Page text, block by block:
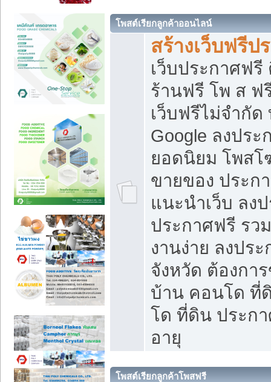
โพสต์เรียกลูกค้าออนไลน์
สร้างเว็บฟรีป
เว็บประกาศฟ
ร้านฟรี โพ ส ฟ
เว็บฟรีไม่จำกัด
Google ลงประ
ยอดนิยม โพส
ขายของ ประก
แนะนำเว็บ ลง
ประกาศฟรี รว
งานง่าย ลงปร
จังหวัด ต้องกา
บ้าน คอนโด ที่
โด ที่ดิน ประก
อายุ
โพสต์เรียกลูกค้าโพสฟรี